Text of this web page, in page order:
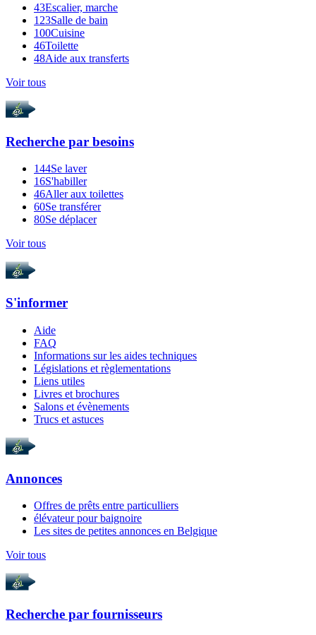
43Escalier, marche
123Salle de bain
100Cuisine
46Toilette
48Aide aux transferts
Voir tous
Recherche par besoins
144Se laver
16S'habiller
46Aller aux toilettes
60Se transférer
80Se déplacer
Voir tous
S'informer
Aide
FAQ
Informations sur les aides techniques
Législations et règlementations
Liens utiles
Livres et brochures
Salons et évènements
Trucs et astuces
Annonces
Offres de prêts entre particulliers
élévateur pour baignoire
Les sites de petites annonces en Belgique
Voir tous
Recherche par fournisseurs